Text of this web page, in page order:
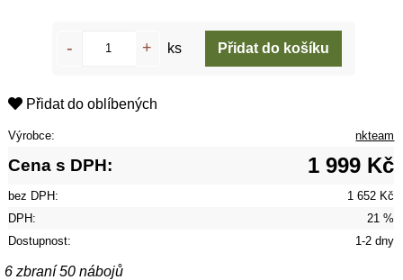
ks
Přidat do oblíbených
Výrobce: nkteam
Cena s DPH: 1 999 Kč
bez DPH:
1 652 Kč
DPH:
21 %
Dostupnost:
1-2 dny
6 zbraní 50 nábojů